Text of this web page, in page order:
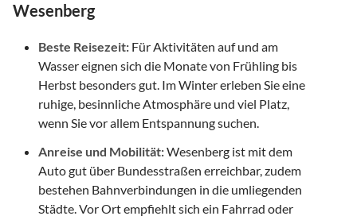
Wesenberg
Beste Reisezeit: Für Aktivitäten auf und am
Wasser eignen sich die Monate von Frühling bis
Herbst besonders gut. Im Winter erleben Sie eine
ruhige, besinnliche Atmosphäre und viel Platz,
wenn Sie vor allem Entspannung suchen.
Anreise und Mobilität:Wesenberg ist mit dem
Auto gut über Bundesstraßen erreichbar, zudem
bestehen Bahnverbindungen in die umliegenden
Städte. Vor Ort empfiehlt sich ein Fahrrad oder